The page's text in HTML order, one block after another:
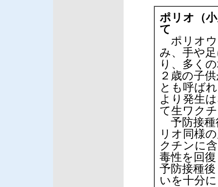
ポリオ（
て
ポリオウ
み、手や
り、多く
２歳の子
とも呼ば
より発生
て生ワク
予防接種
リオ同様
クチンに
毒性を回
予防接種
いを十分